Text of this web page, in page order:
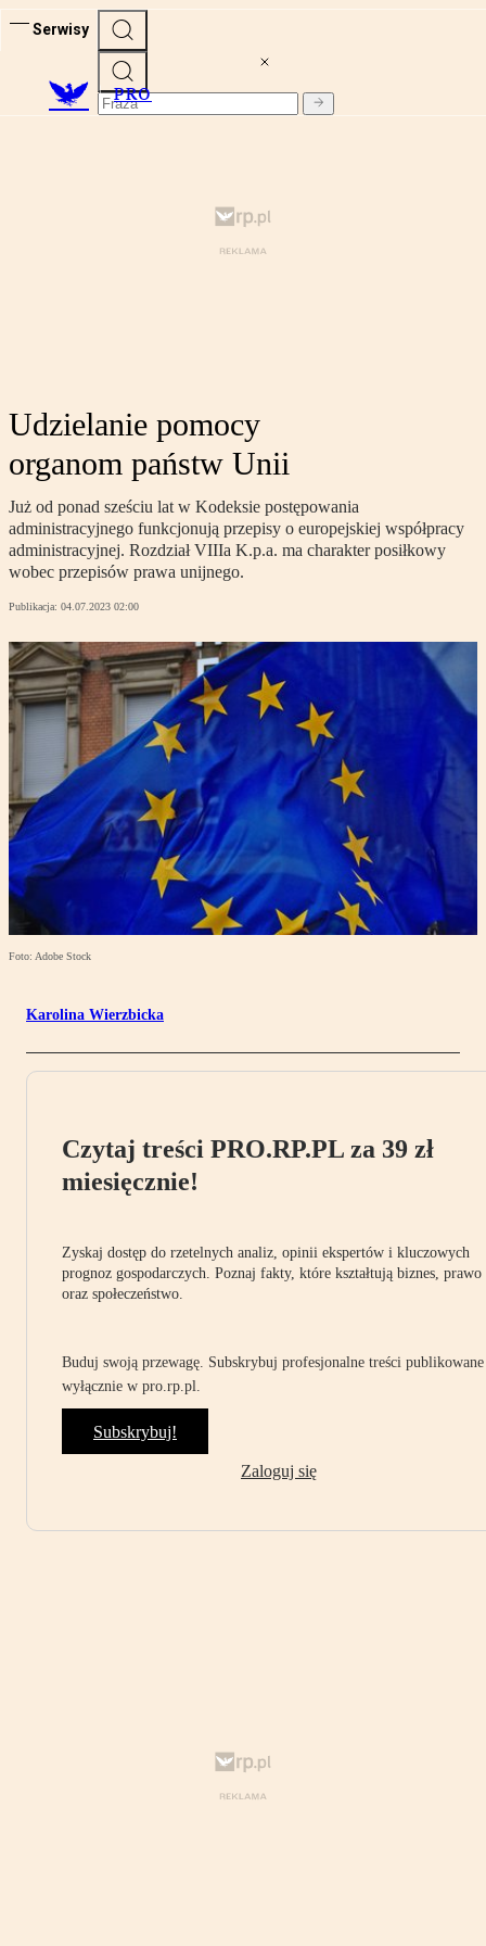
Serwisy
PRO
Udzielanie pomocy
organom państw Unii
Już od ponad sześciu lat w Kodeksie postępowania
administracyjnego funkcjonują przepisy o europejskiej współpracy
administracyjnej. Rozdział VIIIa K.p.a. ma charakter posiłkowy
wobec przepisów prawa unijnego.
Publikacja: 04.07.2023 02:00
Foto: Adobe Stock
Karolina Wierzbicka
Czytaj treści PRO.RP.PL za 39 zł
miesięcznie!
Zyskaj dostęp do rzetelnych analiz, opinii ekspertów i kluczowych
prognoz gospodarczych. Poznaj fakty, które kształtują biznes, prawo
oraz społeczeństwo.
Buduj swoją przewagę. Subskrybuj profesjonalne treści publikowane
wyłącznie w pro.rp.pl.
Subskrybuj!
Zaloguj się